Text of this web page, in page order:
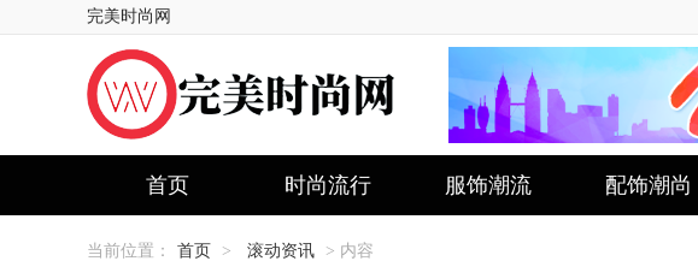
完美时尚网
首页 时尚流行 服饰潮流 配饰潮尚
当前位置： 首页 > 滚动资讯 > 内容